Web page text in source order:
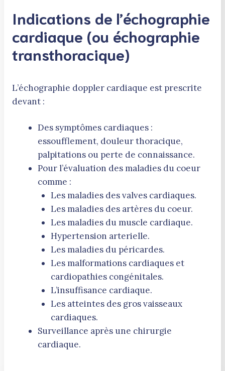
Indications de l’échographie
cardiaque (ou échographie
transthoracique)
L’échographie doppler cardiaque est prescrite
devant :
Des symptômes cardiaques :
essoufflement, douleur thoracique,
palpitations ou perte de connaissance.
Pour l’évaluation des maladies du coeur
comme :
Les maladies des valves cardiaques.
Les maladies des artères du coeur.
Les maladies du muscle cardiaque.
Hypertension arterielle.
Les maladies du péricardes.
Les malformations cardiaques et
cardiopathies congénitales.
L’insuffisance cardiaque.
Les atteintes des gros vaisseaux
cardiaques.
Surveillance après une chirurgie
cardiaque.